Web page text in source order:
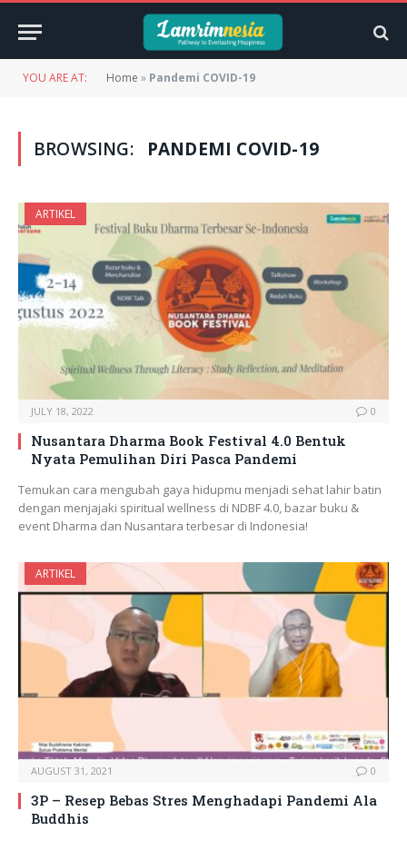
YOU ARE AT: Home » Pandemi COVID-19
BROWSING: PANDEMI COVID-19
ARTIKEL
JULY 18, 2022 0
Nusantara Dharma Book Festival 4.0 Bentuk
Nyata Pemulihan Diri Pasca Pandemi
Temukan cara mengubah gaya hidupmu menjadi sehat lahir batin
dengan menjajaki spiritual wellness di NDBF 4.0, bazar buku &
event Dharma dan Nusantara terbesar di Indonesia!
ARTIKEL
AUGUST 31, 2021 0
3P – Resep Bebas Stres Menghadapi Pandemi Ala
Buddhis